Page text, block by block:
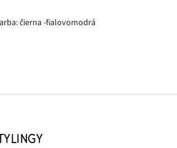
čierna -fialovomodrá